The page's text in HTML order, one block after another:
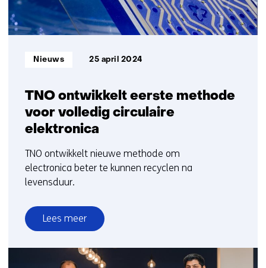
TNO ontwikkelt eerste methode
voor volledig circulaire
elektronica
Informatietype:
Nieuws 25 april 2024
TNO ontwikkelt nieuwe methode om
electronica beter te kunnen recyclen na
levensduur.
Lees meer
over
TNO
ontwikkelt